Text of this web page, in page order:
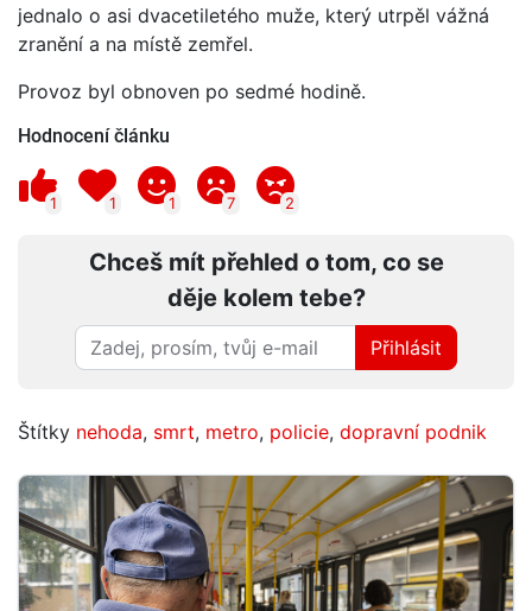
jednalo o asi dvacetiletého muže, který utrpěl vážná
zranění a na místě zemřel.
Provoz byl obnoven po sedmé hodině.
Hodnocení článku
1 1 1 7 2
Chceš mít přehled o tom, co se
děje kolem tebe?
Přihlásit
Štítky nehoda, smrt, metro, policie, dopravní podnik